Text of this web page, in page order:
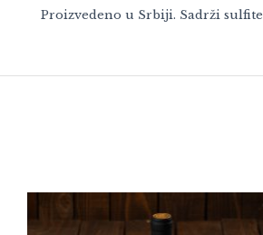
Proizvedeno u Srbiji. Sadrži